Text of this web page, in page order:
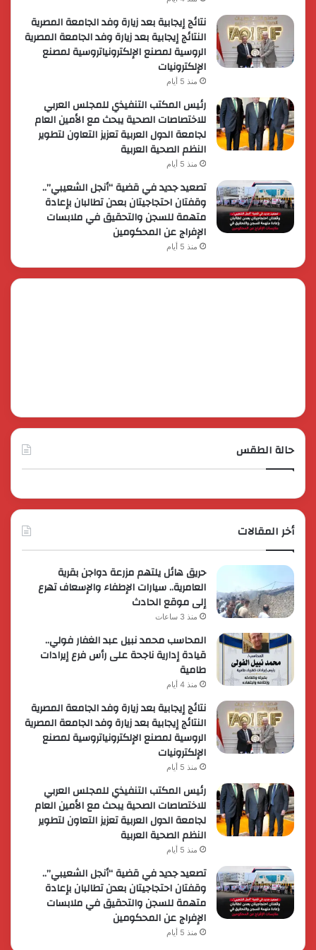
نتائج إيجابية بعد زيارة وفد الجامعة المصرية
النتائج إيجابية بعد زيارة وفد الجامعة المصرية
الروسية لمصنع الإلكترونياتروسية لمصنع
الإلكترونيات
منذ 5 أيام
رئيس المكتب التنفيذي للمجلس العربي
للاختصاصات الصحية يبحث مع الأمين العام
لجامعة الدول العربية تعزيز التعاون لتطوير
النظم الصحية العربية
منذ 5 أيام
تصعيد جديد في قضية “أنجل الشعيبي”..
وقفتان احتجاجيتان بعدن تطالبان بإعادة
متهمة للسجن والتحقيق في ملابسات
الإفراج عن المحكومين
منذ 5 أيام
حالة الطقس
أخر المقالات
حريق هائل يلتهم مزرعة دواجن بقرية
العامرية.. سيارات الإطفاء والإسعاف تهرع
إلى موقع الحادث
منذ 3 ساعات
المحاسب محمد نبيل عبد الغفار فولي..
قيادة إدارية ناجحة على رأس فرع إيرادات
طامية
منذ 4 أيام
نتائج إيجابية بعد زيارة وفد الجامعة المصرية
النتائج إيجابية بعد زيارة وفد الجامعة المصرية
الروسية لمصنع الإلكترونياتروسية لمصنع
الإلكترونيات
منذ 5 أيام
رئيس المكتب التنفيذي للمجلس العربي
للاختصاصات الصحية يبحث مع الأمين العام
لجامعة الدول العربية تعزيز التعاون لتطوير
النظم الصحية العربية
منذ 5 أيام
تصعيد جديد في قضية “أنجل الشعيبي”..
وقفتان احتجاجيتان بعدن تطالبان بإعادة
متهمة للسجن والتحقيق في ملابسات
الإفراج عن المحكومين
منذ 5 أيام